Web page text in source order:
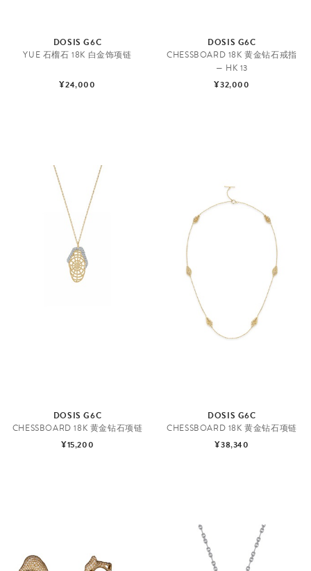
DOSIS G6C
YUE 石榴石 18K 白金饰项链
¥24,000
DOSIS G6C
CHESSBOARD 18K 黄金钻石戒指
— HK 13
¥32,000
DOSIS G6C
CHESSBOARD 18K 黄金钻石项链
¥15,200
DOSIS G6C
CHESSBOARD 18K 黄金钻石项链
¥38,340